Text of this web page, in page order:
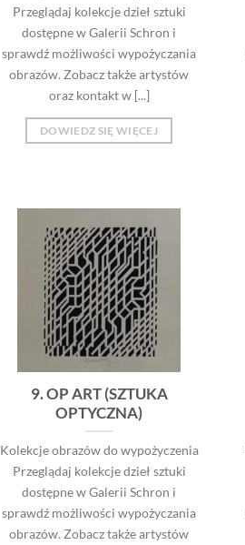
Przeglądaj kolekcje dzieł sztuki
dostępne w Galerii Schron i
sprawdź możliwości wypożyczania
obrazów. Zobacz także artystów
oraz kontakt w [...]
DOWIEDZ SIĘ WIĘCEJ
9. OP ART (SZTUKA
OPTYCZNA)
Kolekcje obrazów do wypożyczenia
Przeglądaj kolekcje dzieł sztuki
dostępne w Galerii Schron i
sprawdź możliwości wypożyczania
obrazów. Zobacz także artystów